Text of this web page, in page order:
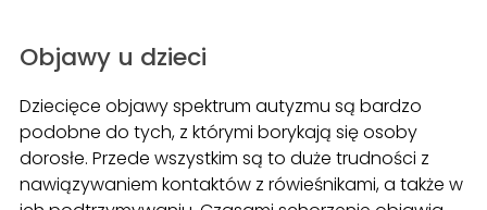
Objawy u dzieci
Dziecięce objawy spektrum autyzmu są bardzo
podobne do tych, z którymi borykają się osoby
dorosłe. Przede wszystkim są to duże trudności z
nawiązywaniem kontaktów z rówieśnikami, a także w